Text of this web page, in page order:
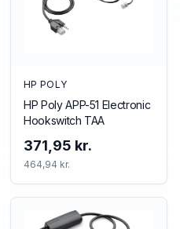
HP POLY
HP Poly APP-51 Electronic
Hookswitch TAA
371,95 kr.
464,94 kr.